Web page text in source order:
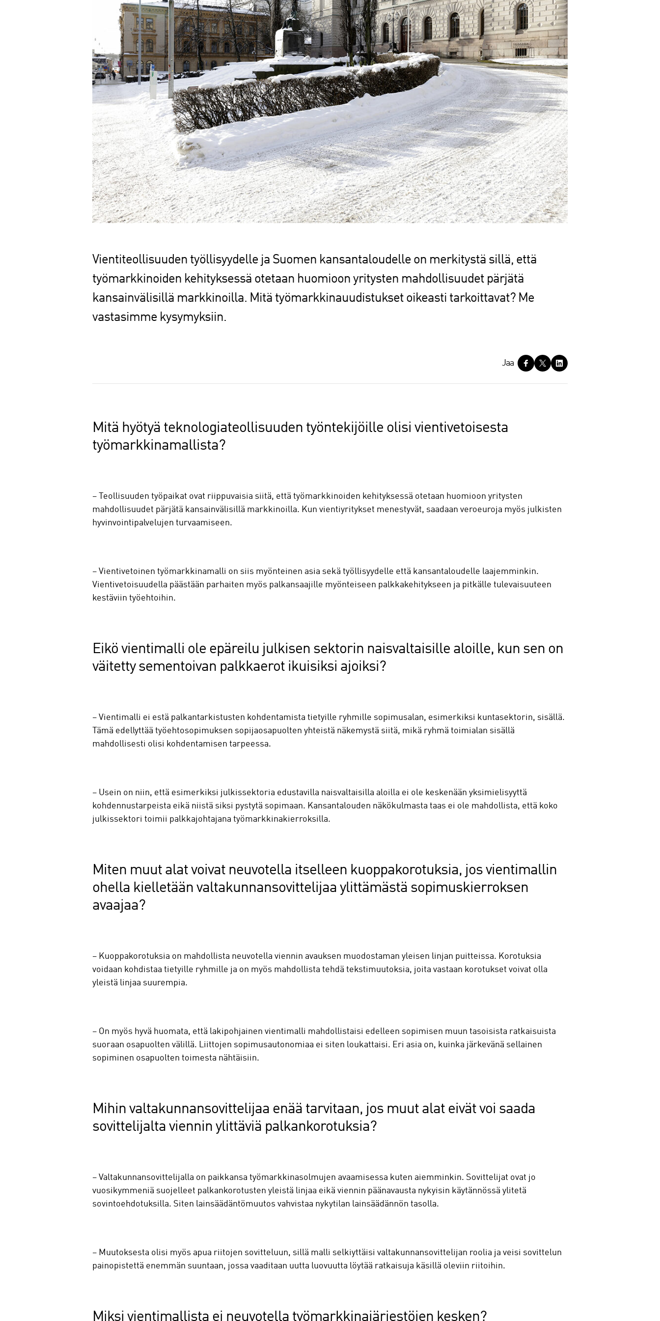
Vientiteollisuuden työllisyydelle ja Suomen kansantaloudelle on merkitystä sillä, että
työmarkkinoiden kehityksessä otetaan huomioon yritysten mahdollisuudet pärjätä
kansainvälisillä markkinoilla. Mitä työmarkkinauudistukset oikeasti tarkoittavat? Me
vastasimme kysymyksiin.
a
Jaa
Mitä hyötyä teknologiateollisuuden työntekijöille olisi vientivetoisesta
työmarkkinamallista?
– Teollisuuden työpaikat ovat riippuvaisia siitä, että työmarkkinoiden kehityksessä otetaan huomioon yritysten
mahdollisuudet pärjätä kansainvälisillä markkinoilla. Kun vientiyritykset menestyvät, saadaan veroeuroja myös julkisten
hyvinvointipalvelujen turvaamiseen.
– Vientivetoinen työmarkkinamalli on siis myönteinen asia sekä työllisyydelle että kansantaloudelle laajemminkin.
Vientivetoisuudella päästään parhaiten myös palkansaajille myönteiseen palkkakehitykseen ja pitkälle tulevaisuuteen
kestäviin työehtoihin.
Eikö vientimalli ole epäreilu julkisen sektorin naisvaltaisille aloille, kun sen on
väitetty sementoivan palkkaerot ikuisiksi ajoiksi?
– Vientimalli ei estä palkantarkistusten kohdentamista tietyille ryhmille sopimusalan, esimerkiksi kuntasektorin, sisällä.
Tämä edellyttää työehtosopimuksen sopijaosapuolten yhteistä näkemystä siitä, mikä ryhmä toimialan sisällä
mahdollisesti olisi kohdentamisen tarpeessa.
– Usein on niin, että esimerkiksi julkissektoria edustavilla naisvaltaisilla aloilla ei ole keskenään yksimielisyyttä
kohdennustarpeista eikä niistä siksi pystytä sopimaan. Kansantalouden näkökulmasta taas ei ole mahdollista, että koko
julkissektori toimii palkkajohtajana työmarkkinakierroksilla.
Miten muut alat voivat neuvotella itselleen kuoppakorotuksia, jos vientimallin
ohella kielletään valtakunnansovittelijaa ylittämästä sopimuskierroksen
avaajaa?
– Kuoppakorotuksia on mahdollista neuvotella viennin avauksen muodostaman yleisen linjan puitteissa. Korotuksia
voidaan kohdistaa tietyille ryhmille ja on myös mahdollista tehdä tekstimuutoksia, joita vastaan korotukset voivat olla
yleistä linjaa suurempia.
– On myös hyvä huomata, että lakipohjainen vientimalli mahdollistaisi edelleen sopimisen muun tasoisista ratkaisuista
suoraan osapuolten välillä. Liittojen sopimusautonomiaa ei siten loukattaisi. Eri asia on, kuinka järkevänä sellainen
sopiminen osapuolten toimesta nähtäisiin.
Mihin valtakunnansovittelijaa enää tarvitaan, jos muut alat eivät voi saada
sovittelijalta viennin ylittäviä palkankorotuksia?
– Valtakunnansovittelijalla on paikkansa työmarkkinasolmujen avaamisessa kuten aiemminkin. Sovittelijat ovat jo
vuosikymmeniä suojelleet palkankorotusten yleistä linjaa eikä viennin päänavausta nykyisin käytännössä ylitetä
sovintoehdotuksilla. Siten lainsäädäntömuutos vahvistaa nykytilan lainsäädännön tasolla.
– Muutoksesta olisi myös apua riitojen sovitteluun, sillä malli selkiyttäisi valtakunnansovittelijan roolia ja veisi sovittelun
painopistettä enemmän suuntaan, jossa vaaditaan uutta luovuutta löytää ratkaisuja käsillä oleviin riitoihin.
Miksi vientimallista ei neuvotella työmarkkinajärjestöjen kesken?